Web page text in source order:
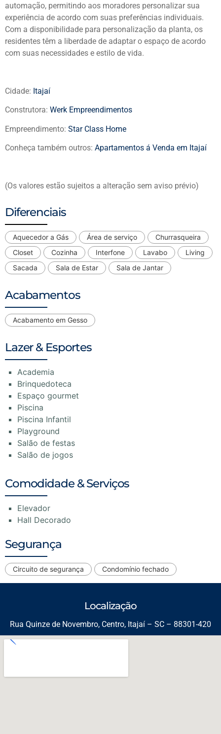
automação, permitindo aos moradores personalizar sua
experiência de acordo com suas preferências individuais.
Com a disponibilidade para personalização da planta, os
residentes têm a liberdade de adaptar o espaço de acordo
com suas necessidades e estilo de vida.
Cidade: Itajaí
Construtora: Werk Empreendimentos
Empreendimento: Star Class Home
Conheça também outros: Apartamentos á Venda em Itajaí
(Os valores estão sujeitos a alteração sem aviso prévio)
Diferenciais
Aquecedor a Gás Área de serviço
Churrasqueira
Closet
Cozinha Interfone Lavabo
Living
Sacada
Sala de Estar Sala de Jantar
Acabamentos
Acabamento em Gesso
Lazer & Esportes
Academia
Brinquedoteca
Espaço gourmet
Piscina
Piscina Infantil
Playground
Salão de festas
Salão de jogos
Comodidade & Serviços
Elevador
Hall Decorado
Segurança
Circuito de segurança Condomínio fechado
Localização
Rua Quinze de Novembro, Centro, Itajaí – SC – 88301-420